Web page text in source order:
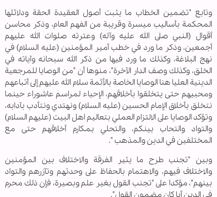
وتابع "تضمين الخطاب ما يثبت أصول العقيدة الحقة ودلائلها
المحكمة بأساليب ميسرة وقريبة من الفهم العام، وذكر محاسن
أقوال (النبي صلى الله عليه وآله) وعترته صلوات الله عليهم
أجمعين، وذكر ما ورد في خطب أمير المؤمنين (عليه السلام) في
نهج البلاغة، وكذلك ما ورد فيها من ذكر الله سبحانه وآياته في
الخلق، وكذلك وصف الدار الآخرة"، منوها أن "من الوصايا للمرجعية
الدينية العليا هنا الوصايا الخاصة بالأئمة سلام الله عليهم إلى أتباعهم
ومحبيهم حتى يتخلقوا بأخلاقهم، الإحياء لمراسم عاشوراء حينما
نتخلق بأخلاق الإمام الحسين (عليه السلام) ونهتدي ونتأدب بآدابه،
وتؤكد الوصايا على الالتزام العملي بتعاليم اهل البيت (عليهم السلام)
والتواد والتحاب بينكم، والتحلي بمكارم أخلاقهم حتى مع
المختلفين في الدين والمذهب ".
وبين "تجنب طرح ما يثير الفرقة والاختلاف بين المؤمنين
والاختلاف فيهم، والاهتمام بالحفاظ على وحدتهم وتآزرهم والتواد
بينهم"، مؤكدا على "تجنب القول بغير علم وبصيرة، فإن ذلك محرم